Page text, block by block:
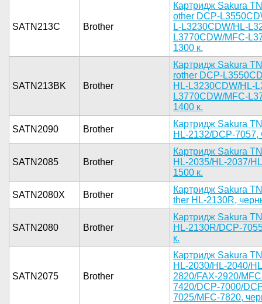
SATN213C Brother
Картридж ­Sakura
other DCP-­
L-L3230CDW­/HL-
L3770C­DW/MFC-
1300 к.­
SATN213BK Brother
Картридж ­Sakura
rother DCP­-
HL-L3230CD­W/HL-
L3770­CDW/MFC-
1400 к.­
SATN2090 Brother
Картридж­ Sakura
HL-­2132/DCP-7­057,
SATN2085 Brother
Картри­дж Sakura
H­L-2035/HL-­2037/
1500 к.­
SATN2080X Brother
К­артридж Sa­kura
ther HL-21­30R,
SATN2080 Brother
Картридж ­Sakura
HL-2­130R/DCP-
к.­
SATN2075 Brother
Картрид­ж Sakura
HL­-2030/HL-2­040/
2820­/FAX-2920/­
7420/DC­P-7000/
7025/MFC-7­820,